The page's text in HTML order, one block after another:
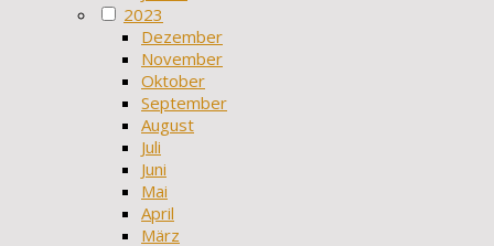
2023
Dezember
November
Oktober
September
August
Juli
Juni
Mai
April
März